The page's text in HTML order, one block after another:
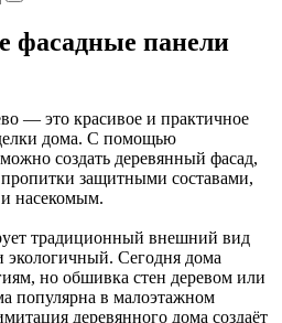
фасадные панели
— это красивое и практичное
дома. С помощью
создать деревянный фасад,
защитными составами,
насекомым.
традиционный внешний вид
Сегодня дома
но обшивка стен деревом или
популярна в малоэтажном
деревянного дома создаёт